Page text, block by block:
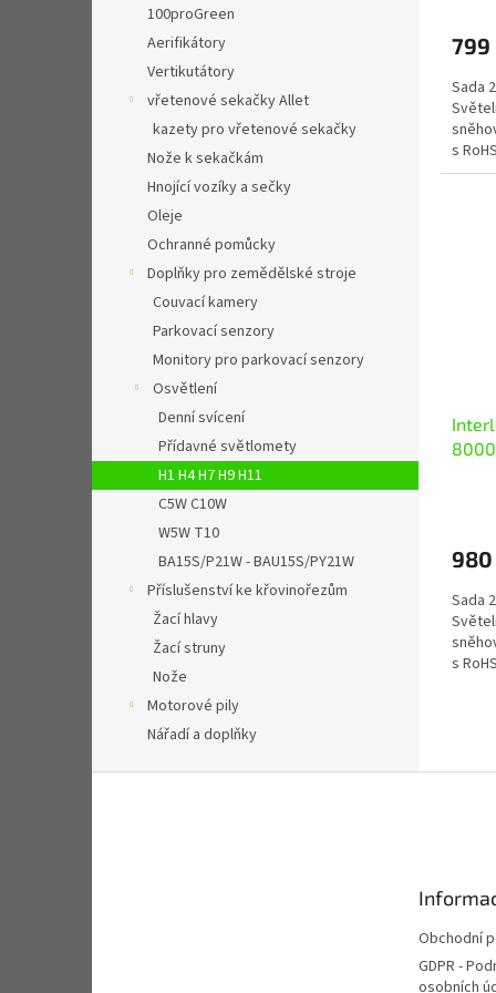
100proGreen
Aerifikátory
Vertikutátory
vřetenové sekačky Allet
kazety pro vřetenové sekačky
Nože k sekačkám
Hnojící vozíky a sečky
Oleje
Ochranné pomůcky
Doplňky pro zemědělské stroje
Couvací kamery
Parkovací senzory
Monitory pro parkovací senzory
Osvětlení
Denní svícení
Přídavné světlomety
H1 H4 H7 H9 H11
C5W C10W
W5W T10
BA15S/P21W - BAU15S/PY21W
Příslušenství ke křovinořezům
Žací hlavy
Žací struny
Nože
Motorové pily
Nářadí a doplňky
799
Sada
s
980
Sada
s
Obchodní
GDPR -
osobních